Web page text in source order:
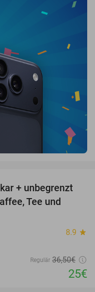
32%
+ unbegrenzt
Tee und
8.9 star
Regulär 36,50€
25€